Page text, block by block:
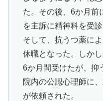
た。その後、6か月前
を主訴に精神科を受
そして、抗うつ薬に
休職となった。しか
6か月間受けたが、抑
院内の公認心理師に
が依頼された。